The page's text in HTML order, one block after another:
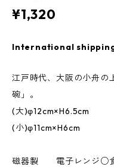
¥1,320
International
江戸時代、大阪の小舟の
碗」。
(大)φ12cm×H6.5cm
(小)φ11cm×H6cm
磁器製 電子レンジ○